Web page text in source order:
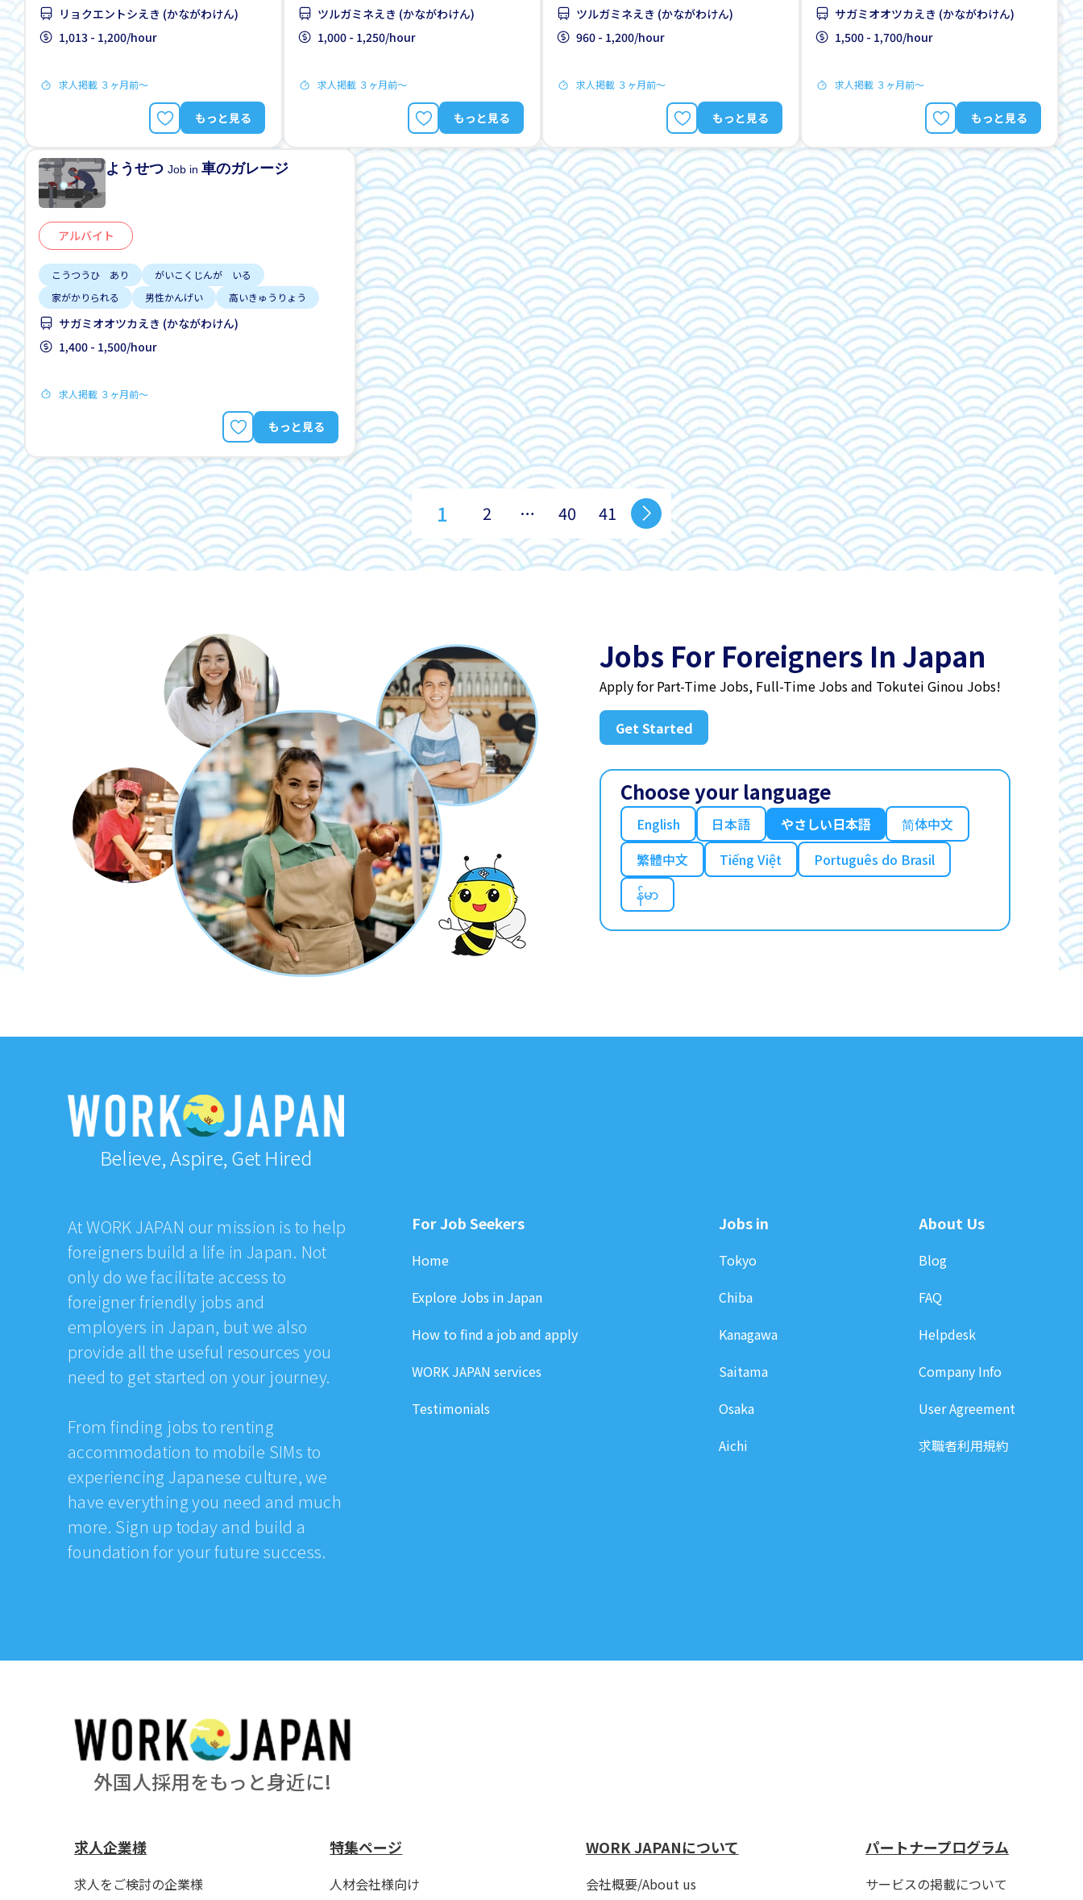
じてんしゃ OK
男性かんげい
リョクエントシえき (かながわけん)
1,013 - 1,200/hour
求人掲載 ３ヶ月前〜
もっと見る
ツルガミネえき (かながわけん)
1,000 - 1,250/hour
求人掲載 ３ヶ月前〜
もっと見る
ツルガミネえき (かながわけん)
960 - 1,200/hour
求人掲載 ３ヶ月前〜
もっと見る
サガミオオツカえき (かながわけん)
1,500 - 1,700/hour
求人掲載 ３ヶ月前〜
もっと見る
ようせつJob in車のガレージ
アルバイト
こうつうひ あり
がいこくじんが いる
家がかりられる
男性かんげい 高いきゅうりょう
サガミオオツカえき (かながわけん)
1,400 - 1,500/hour
求人掲載 ３ヶ月前〜
もっと見る
1 2 … 40 41
Jobs For Foreigners In Japan
Apply for Part-Time Jobs, Full-Time Jobs and Tokutei Ginou Jobs!
Get Started
Choose your language
English 日本語 やさしい日本語
简体中文
繁體中文
Tiếng Việt
Português do Brasil
န်မာ
Believe, Aspire, Get Hired
At WORK JAPAN our mission is to help
foreigners build a life in Japan. Not
only do we facilitate access to
foreigner friendly jobs and
employers in Japan, but we also
provide all the useful resources you
need to get started on your journey.
From finding jobs to renting
accommodation to mobile SIMs to
experiencing Japanese culture, we
have everything you need and much
more. Sign up today and build a
foundation for your future success.
For Job Seekers
Home
Explore Jobs in Japan
How to find a job and apply
WORK JAPAN services
Testimonials
Jobs in
Tokyo
Chiba
Kanagawa
Saitama
Osaka
Aichi
About Us
Blog
FAQ
Helpdesk
Company Info
User Agreement
求職者利用規約
外国人採用をもっと身近に!
求人企業様
求人をご検討の企業様
特集ページ
人材会社様向け
WORK JAPANについて
会社概要/About us
パートナープログラム
サービスの掲載について